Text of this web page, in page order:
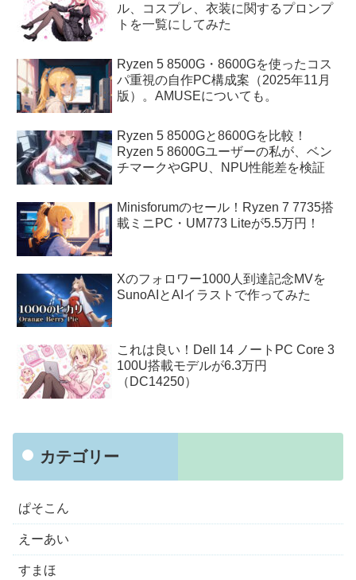
ル、コスプレ、衣装に関するプロンプ
トを一覧にしてみた
Ryzen 5 8500G・8600Gを使ったコス
パ重視の自作PC構成案（2025年11月
版）。AMUSEについても。
Ryzen 5 8500Gと8600Gを比較！
Ryzen 5 8600Gユーザーの私が、ベン
チマークやGPU、NPU性能差を検証
Minisforumのセール！Ryzen 7 7735搭
載ミニPC・UM773 Liteが5.5万円！
Xのフォロワー1000人到達記念MVを
SunoAIとAIイラストで作ってみた
これは良い！Dell 14 ノートPC Core 3
100U搭載モデルが6.3万円
（DC14250）
カテゴリー
ぱそこん
えーあい
すまほ